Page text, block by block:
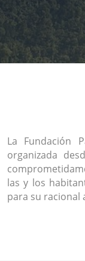
La Fundación
organizada
las y los
para su racional